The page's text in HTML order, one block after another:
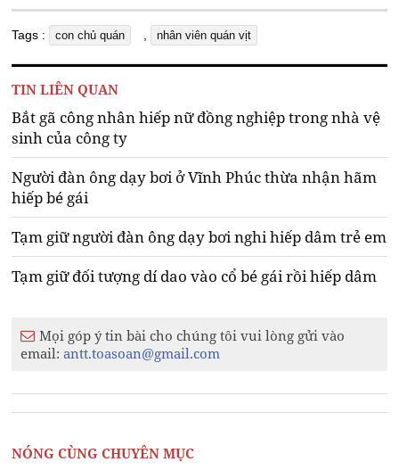
Tags : con chủ quán nhân viên quán vịt
TIN LIÊN QUAN
Bắt gã công nhân hiếp nữ đồng nghiệp trong nhà vệ
sinh của công ty
Người đàn ông dạy bơi ở Vĩnh Phúc thừa nhận hãm
hiếp bé gái
Tạm giữ người đàn ông dạy bơi nghi hiếp dâm trẻ em
Tạm giữ đối tượng dí dao vào cổ bé gái rồi hiếp dâm
Mọi góp ý tin bài cho chúng tôi vui lòng gửi vào
email:antt.toasoan@gmail.com
NÓNG CÙNG CHUYÊN MỤC